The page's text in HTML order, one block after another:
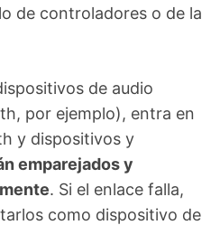
de controladores o de la
de audio
por ejemplo), entra en
y dispositivos y
emparejados y
. Si el enlace falla,
como dispositivo de